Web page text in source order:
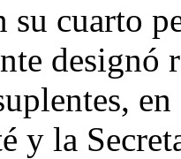
su cuarto
designó
y la